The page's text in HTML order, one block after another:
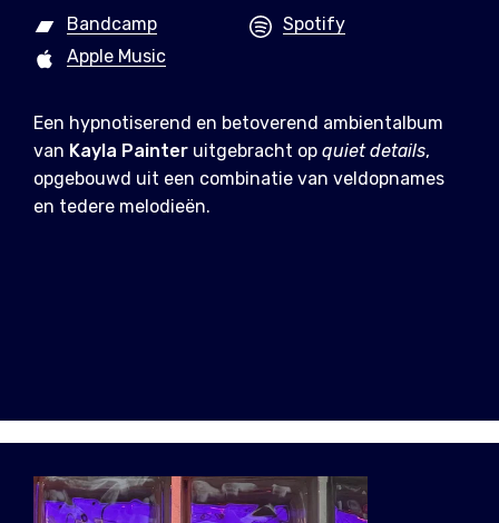
Bandcamp
Spotify
Apple Music
Een hypnotiserend en betoverend ambientalbum
van Kayla Painter uitgebracht op quiet details,
opgebouwd uit een combinatie van veldopnames
en tedere melodieën.